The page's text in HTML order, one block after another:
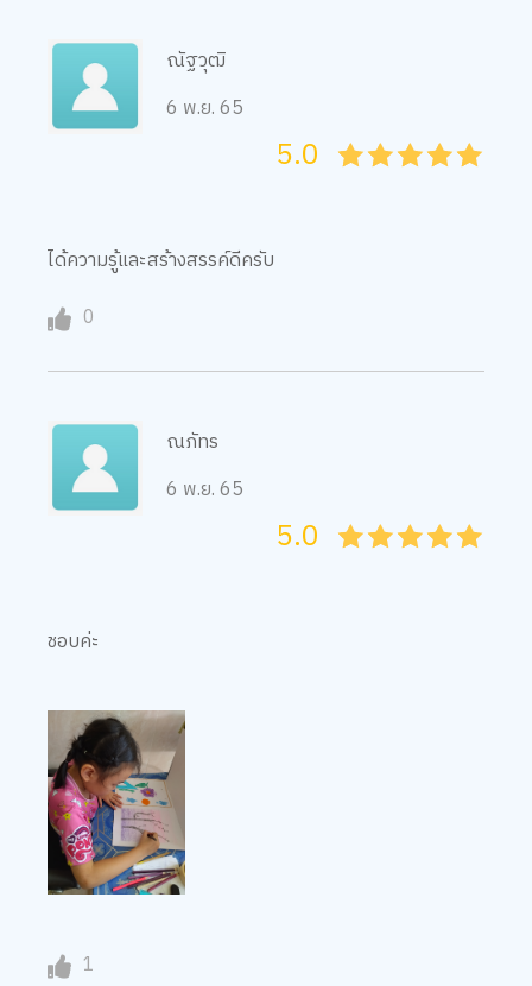
ณัฐวุฒิ
6 พ.ย. 65
45
4
35
3
25
2
15
1
05
5.0
ได้ความรู้และสร้างสรรค์ดีครับ
0
ณภัทร
6 พ.ย. 65
45
4
35
3
25
2
15
1
05
5.0
ชอบค่ะ
1